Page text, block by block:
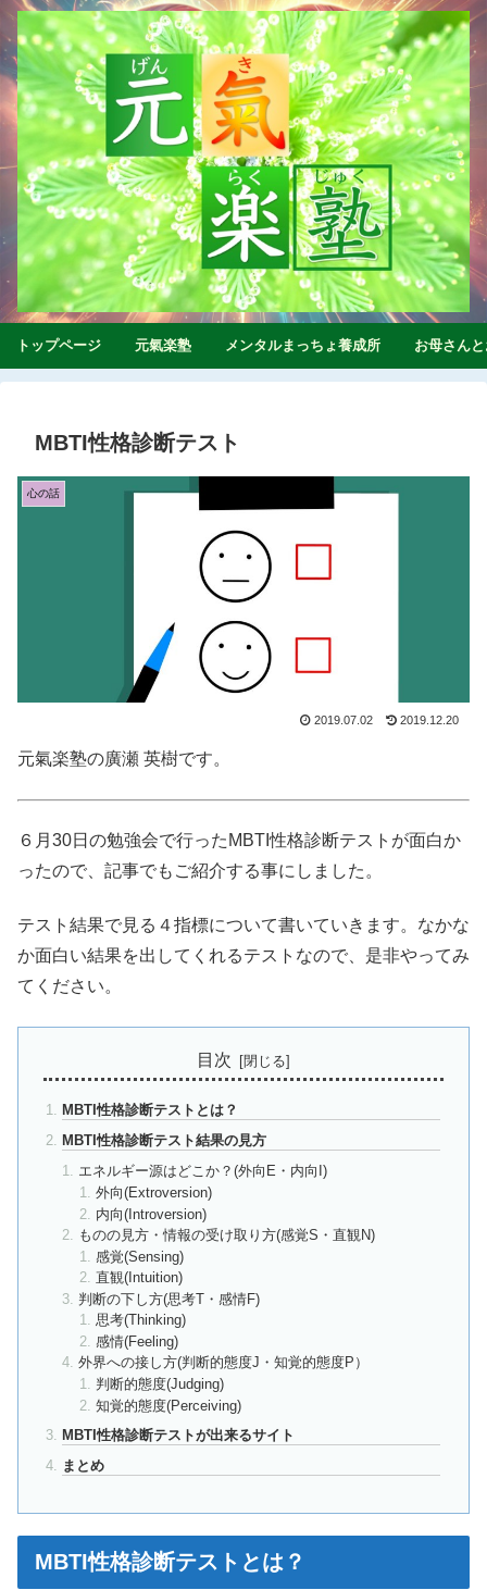
トップページ 元氣楽塾 メンタルまっちょ養成所 お母さん
MBTI性格診断テスト
心の話
2019.07.02 2019.12.20
元氣楽塾の廣瀬 英樹です。
６月30日の勉強会で行ったMBTI性格診断テストが面白か
ったので、記事でもご紹介する事にしました。
テスト結果で見る４指標について書いていきます。なかな
か面白い結果を出してくれるテストなので、是非やってみ
てください。
目次
MBTI性格診断テストとは？
MBTI性格診断テスト結果の見方
エネルギー源はどこか？(外向E・内向I)
外向(Extroversion)
内向(Introversion)
ものの見方・情報の受け取り方(感覚S・直観N)
感覚(Sensing)
直観(Intuition)
判断の下し方(思考T・感情F)
思考(Thinking)
感情(Feeling)
外界への接し方(判断的態度J・知覚的態度P）
判断的態度(Judging)
知覚的態度(Perceiving)
MBTI性格診断テストが出来るサイト
まとめ
MBTI性格診断テストとは？